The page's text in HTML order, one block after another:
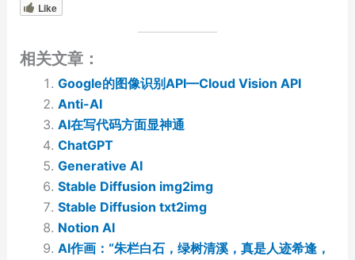
Like
相关文章：
Google的图像识别API—Cloud Vision API
Anti-AI
AI在写代码方面显神通
ChatGPT
Generative AI
Stable Diffusion img2img
Stable Diffusion txt2img
Notion AI
AI作画：“朱栏白石，绿树清溪，真是人迹希逢，